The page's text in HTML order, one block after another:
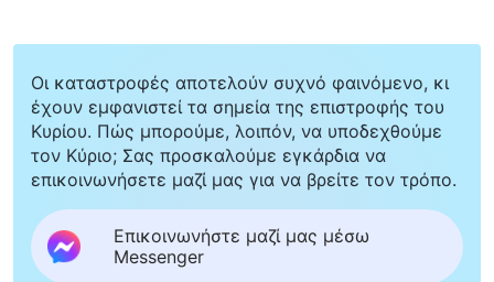
Οι καταστροφές αποτελούν συχνό φαινόμενο, κι
έχουν εμφανιστεί τα σημεία της επιστροφής του
Κυρίου. Πώς μπορούμε, λοιπόν, να υποδεχθούμε
τον Κύριο; Σας προσκαλούμε εγκάρδια να
επικοινωνήσετε μαζί μας για να βρείτε τον τρόπο.
Επικοινωνήστε μαζί μας μέσω
Messenger